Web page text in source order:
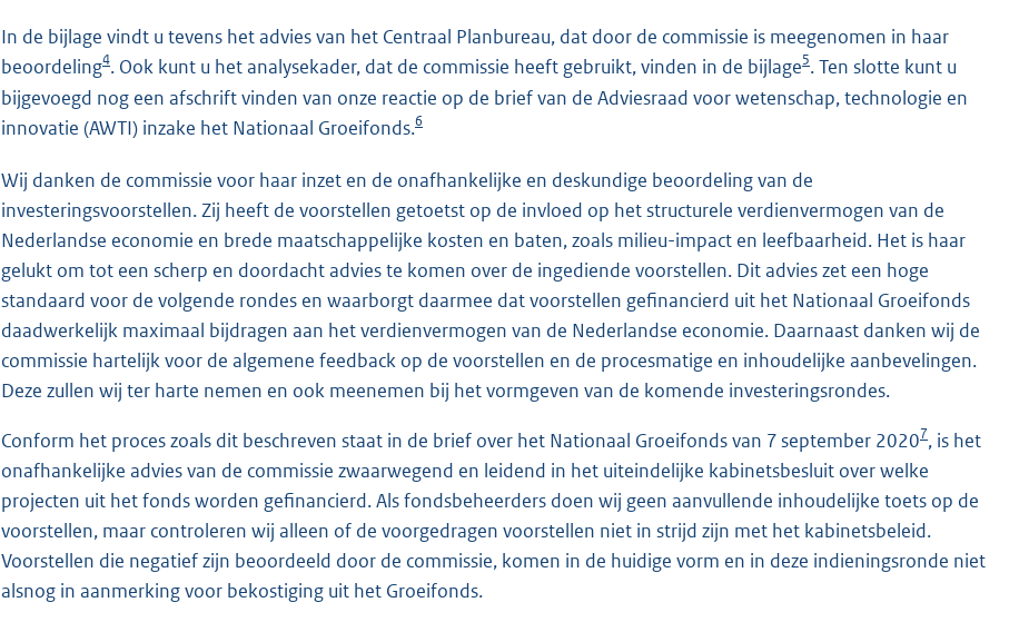
In de bijlage vindt u tevens het advies van het Centraal Planbureau, dat door de commissie is meegenomen in haar
beoordeling4. Ook kunt u het analysekader, dat de commissie heeft gebruikt, vinden in de bijlage5. Ten slotte kunt u
bijgevoegd nog een afschrift vinden van onze reactie op de brief van de Adviesraad voor wetenschap, technologie en
innovatie (AWTI) inzake het Nationaal Groeifonds.6
Wij danken de commissie voor haar inzet en de onafhankelijke en deskundige beoordeling van de
investeringsvoorstellen. Zij heeft de voorstellen getoetst op de invloed op het structurele verdienvermogen van de
Nederlandse economie en brede maatschappelijke kosten en baten, zoals milieu-impact en leefbaarheid. Het is haar
gelukt om tot een scherp en doordacht advies te komen over de ingediende voorstellen. Dit advies zet een hoge
standaard voor de volgende rondes en waarborgt daarmee dat voorstellen gefinancierd uit het Nationaal Groeifonds
daadwerkelijk maximaal bijdragen aan het verdienvermogen van de Nederlandse economie. Daarnaast danken wij de
commissie hartelijk voor de algemene feedback op de voorstellen en de procesmatige en inhoudelijke aanbevelingen.
Deze zullen wij ter harte nemen en ook meenemen bij het vormgeven van de komende investeringsrondes.
Conform het proces zoals dit beschreven staat in de brief over het Nationaal Groeifonds van 7 september 20207, is het
onafhankelijke advies van de commissie zwaarwegend en leidend in het uiteindelijke kabinetsbesluit over welke
projecten uit het fonds worden gefinancierd. Als fondsbeheerders doen wij geen aanvullende inhoudelijke toets op de
voorstellen, maar controleren wij alleen of de voorgedragen voorstellen niet in strijd zijn met het kabinetsbeleid.
Voorstellen die negatief zijn beoordeeld door de commissie, komen in de huidige vorm en in deze indieningsronde niet
alsnog in aanmerking voor bekostiging uit het Groeifonds.